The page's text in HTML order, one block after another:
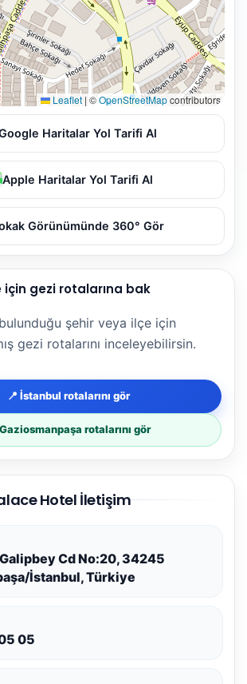
Leaflet | ©OpenStreetMapcontributors
Haritalar Yol Tarifi Al
Apple Haritalar Yol Tarifi Al
Görünümünde 360° Gör
için gezi rotalarına bak
şehir veya ilçe için
gezi rotalarını inceleyebilirsin.
📍 İstanbul rotalarını gör
rotalarını gör
Hotel İletişim
Cd No:20, 34245
İstanbul, Türkiye
05